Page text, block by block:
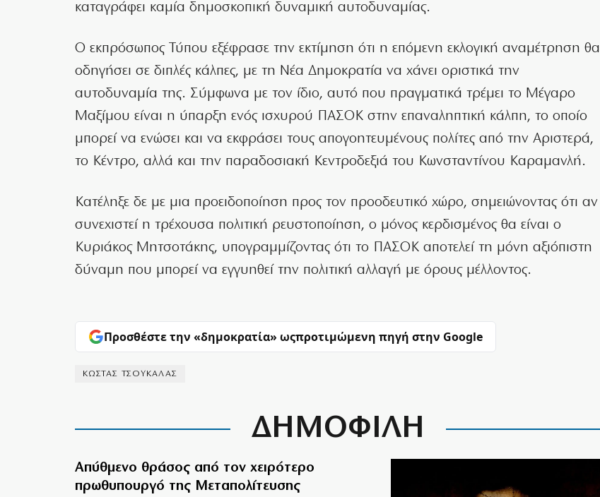
καταγράφει καμία δημοσκοπική δυναμική αυτοδυναμίας.
Ο εκπρόσωπος Τύπου εξέφρασε την εκτίμηση ότι η επόμενη εκλογική αναμέτρηση θα
οδηγήσει σε διπλές κάλπες, με τη Νέα Δημοκρατία να χάνει οριστικά την
αυτοδυναμία της. Σύμφωνα με τον ίδιο, αυτό που πραγματικά τρέμει το Μέγαρο
Μαξίμου είναι η ύπαρξη ενός ισχυρού ΠΑΣΟΚ στην επαναληπτική κάλπη, το οποίο
μπορεί να ενώσει και να εκφράσει τους απογοητευμένους πολίτες από την Αριστερά,
το Κέντρο, αλλά και την παραδοσιακή Κεντροδεξιά του Κωνσταντίνου Καραμανλή.
Κατέληξε δε με μια προειδοποίηση προς τον προοδευτικό χώρο, σημειώνοντας ότι αν
συνεχιστεί η τρέχουσα πολιτική ρευστοποίηση, ο μόνος κερδισμένος θα είναι ο
Κυριάκος Μητσοτάκης, υπογραμμίζοντας ότι το ΠΑΣΟΚ αποτελεί τη μόνη αξιόπιστη
δύναμη που μπορεί να εγγυηθεί την πολιτική αλλαγή με όρους μέλλοντος.
Προσθέστε την «δημοκρατία» ωςπροτιμώμενη πηγή στην Google
ΚΩΣΤΑΣ ΤΣΟΥΚΑΛΑΣ
ΔΗΜΟΦΙΛΗ
Απύθμενο θράσος από τον χειρότερο
πρωθυπουργό της Μεταπολίτευσης